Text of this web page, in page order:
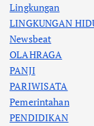
Lingkungan
LINGKUNGAN
Newsbeat
OLAHRAGA
PANJI
PARIWISATA
Pemerintahan
PENDIDIKAN